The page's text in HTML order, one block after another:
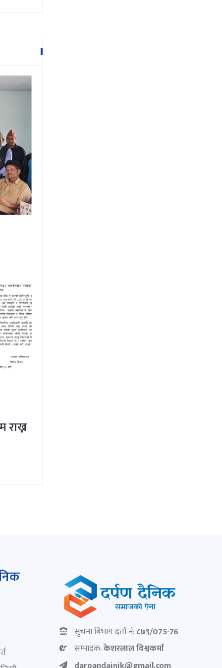
राख्न
सुचना बिभाग दर्ता नं:८७९/075-76
सम्पादक:केशरलाल विश्वकर्मा